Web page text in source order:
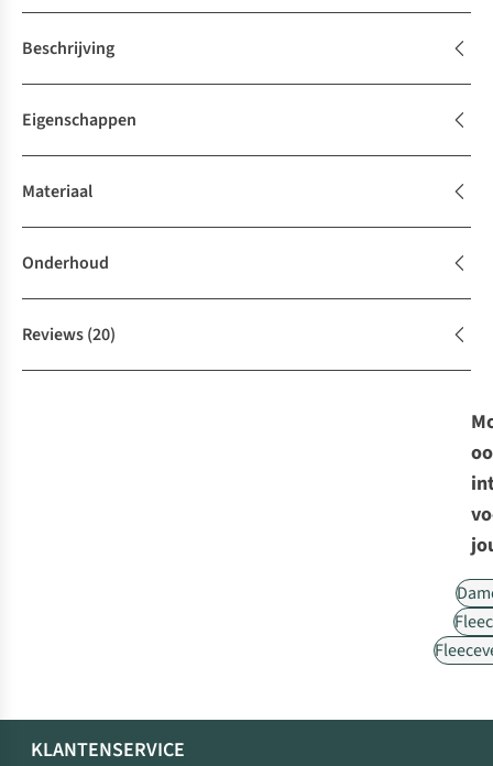
Beschrijving
Eigenschappen
Materiaal
Onderhoud
Reviews(20)
KLANTENSERVICE